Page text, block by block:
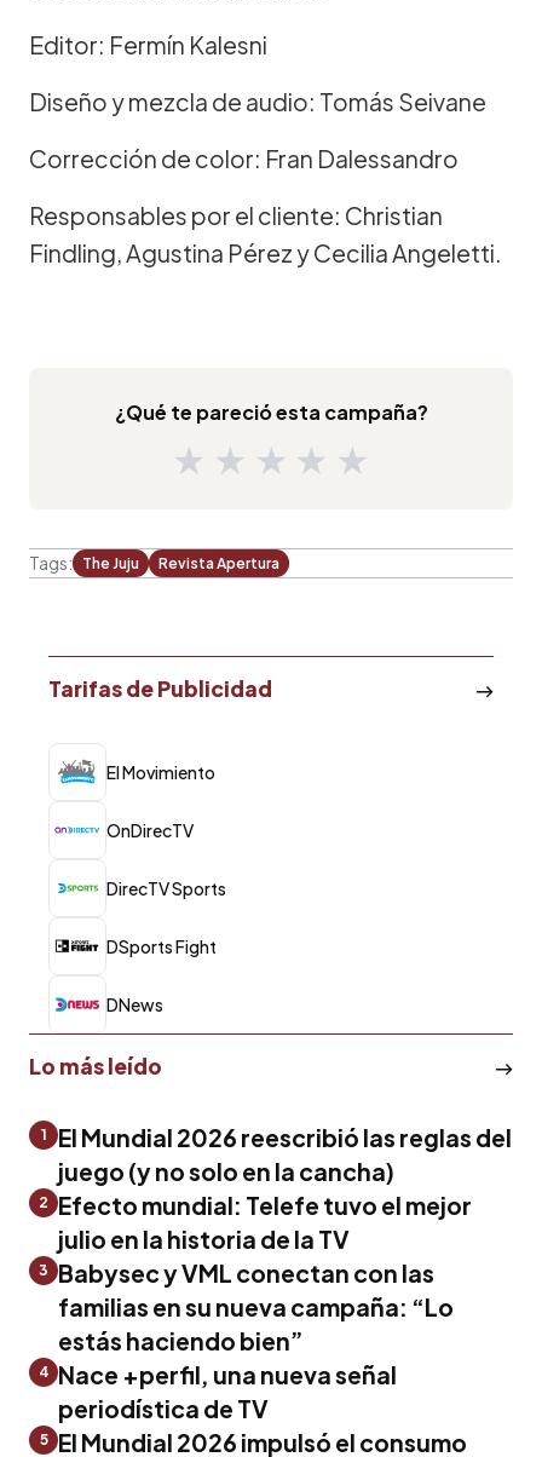
Editor: Fermín Kalesni
Diseño y mezcla de audio: Tomás Seivane
Corrección de color: Fran Dalessandro
Responsables por el cliente: Christian
Findling, Agustina Pérez y Cecilia Angeletti.
¿Qué te pareció esta campaña?
★ ★ ★ ★ ★
Tags: The Juju Revista Apertura
Tarifas de Publicidad
El Movimiento
OnDirecTV
DirecTV Sports
DSports Fight
DNews
Lo más leído
1
El Mundial 2026 reescribió las reglas del
juego (y no solo en la cancha)
2
Efecto mundial: Telefe tuvo el mejor
julio en la historia de la TV
3
Babysec y VML conectan con las
familias en su nueva campaña: “Lo
estás haciendo bien”
4 Nace +perfil, una nueva señal
periodística de TV
5 El Mundial 2026 impulsó el consumo